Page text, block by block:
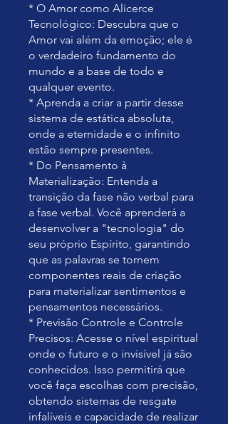
* O Amor como Alicerce
Tecnológico: Descubra que o
Amor vai além da emoção; ele é
o verdadeiro fundamento do
mundo e a base de todo e
qualquer evento.
* Aprenda a criar a partir desse
sistema de estática absoluta,
onde a eternidade e o infinito
estão sempre presentes.
* Do Pensamento à
Materialização: Entenda a
transição da fase não verbal para
a fase verbal. Você aprenderá a
desenvolver a "tecnologia" do
seu próprio Espírito, garantindo
que as palavras se tornem
componentes reais de criação
para materializar sentimentos e
pensamentos necessários.
* Previsão Controle e Controle
Precisos: Acesse o nível espiritual
onde o futuro e o invisível já são
conhecidos. Isso permitirá que
você faça escolhas com precisão,
obtendo sistemas de resgate
infalíveis e capacidade de realizar